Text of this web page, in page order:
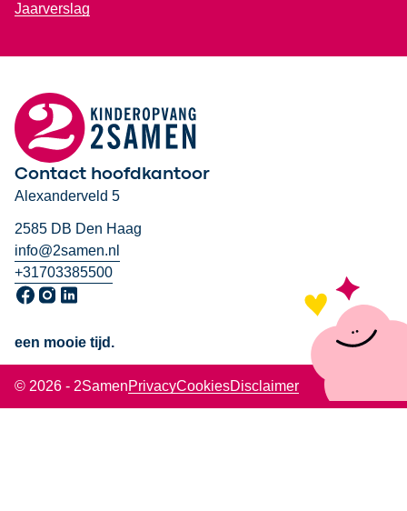
Jaarverslag
Contact hoofdkantoor
Alexanderveld 5
2585 DB Den Haag
info@2samen.nl
+31703385500
Ga naar onze Facebook pagina, opent in een nieuw venster
Ga naar onze Instagram pagina, opent in een nieuw
Ga naar onze LinkedIn pagina, opent in een nieuw
een mooie tijd.
© 2026 - 2SamenPrivacyCookiesDisclaimer